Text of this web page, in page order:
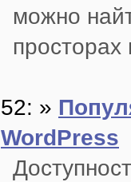
можно
52: »
WordPress